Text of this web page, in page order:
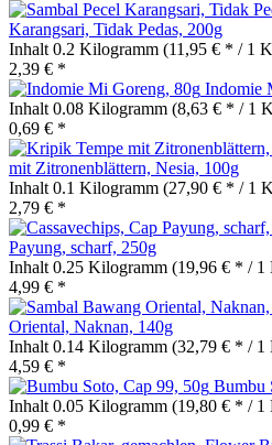
Karangsari, Tidak Pedas, 200g
Inhalt 0.2 Kilogramm (11,95 € * / 1
2,39 € *
Indomie
Inhalt 0.08 Kilogramm (8,63 € * / 1
0,69 € *
mit Zitronenblättern, Nesia, 100g
Inhalt 0.1 Kilogramm (27,90 € * / 1
2,79 € *
Payung, scharf, 250g
Inhalt 0.25 Kilogramm (19,96 € * / 1
4,99 € *
Oriental, Naknan, 140g
Inhalt 0.14 Kilogramm (32,79 € * / 1
4,59 € *
Bumbu
Inhalt 0.05 Kilogramm (19,80 € * / 1
0,99 € *